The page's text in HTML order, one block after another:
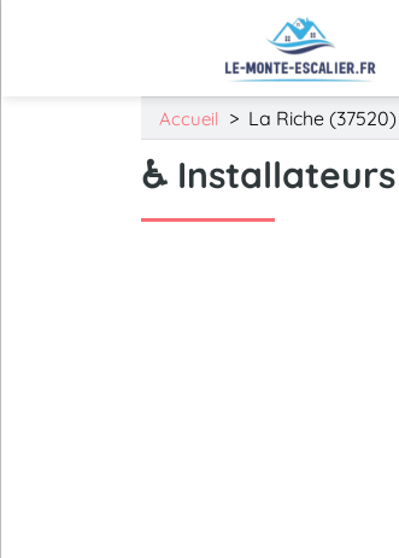
Accueil > La Riche (37520)
♿